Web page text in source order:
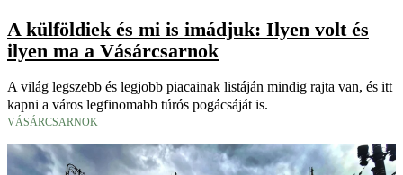
A külföldiek és mi is imádjuk: Ilyen volt és
ilyen ma a Vásárcsarnok
A világ legszebb és legjobb piacainak listáján mindig rajta van, és itt
kapni a város legfinomabb túrós pogácsáját is.
VÁSÁRCSARNOK